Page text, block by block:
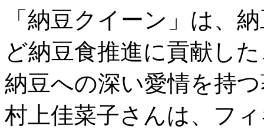
「納豆クイーン」は、
ど納豆食推進に貢献し
納豆への深い愛情を持
村上佳菜子さんは、フ